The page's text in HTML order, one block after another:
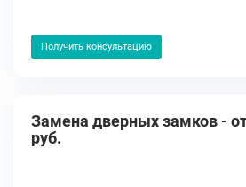
Получить консультацию
Замена дверных замков -
руб.